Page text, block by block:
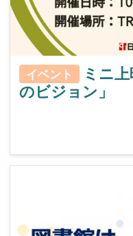
イベント
ミニ
のビジョン」